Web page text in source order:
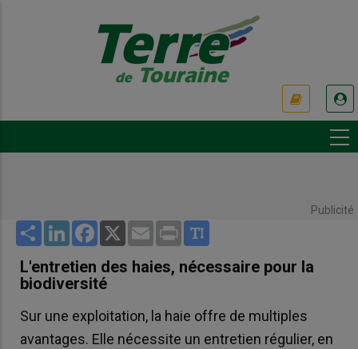
Publicité
Share LinkedInFacebook
X Email Print
L'entretien des haies, nécessaire pour la
biodiversité
Sur une exploitation, la haie offre de multiples
avantages. Elle nécessite un entretien régulier, en